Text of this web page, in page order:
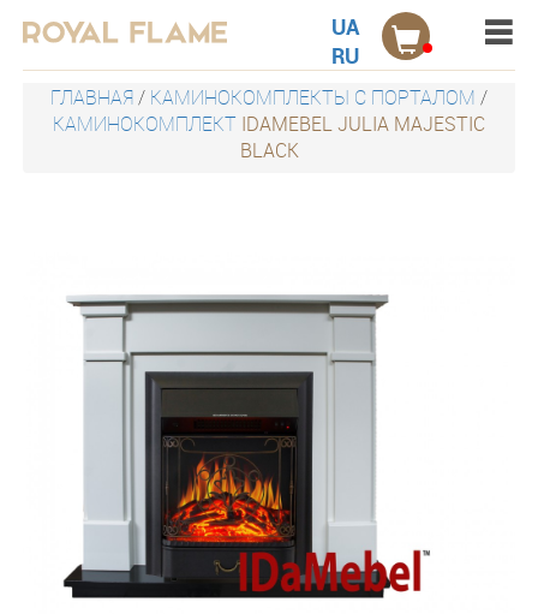
Акции
Электрокамины настенные
Электрокамины встраиваемые
Дровницы
Защитные экраны
UA
RU
ГЛАВНАЯ/ КАМИНОКОМПЛЕКТЫ С ПОРТАЛОМ /
КАМИНОКОМПЛЕКТ IDAMEBEL JULIA MAJESTIC
BLACK